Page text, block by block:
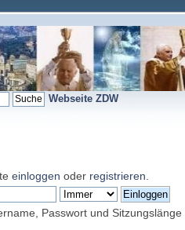
Webseite ZDW
einloggen oder registrieren
Passwort und Sitzungslänge